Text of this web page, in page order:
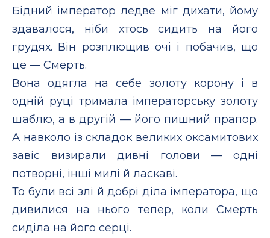
Бідний імператор ледве міг дихати, йому
здавалося, ніби хтось сидить на його
грудях. Він розплющив очі і побачив, що
це — Смерть.
Вона одягла на себе золоту корону і в
одній руці тримала імператорську золоту
шаблю, а в другій — його пишний прапор.
А навколо із складок великих оксамитових
завіс визирали дивні голови — одні
потворні, інші милі й ласкаві.
То були всі злі й добрі діла імператора, що
дивилися на нього тепер, коли Смерть
сиділа на його серці.